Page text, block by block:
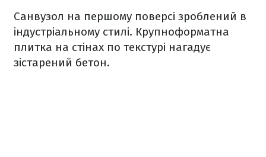
Санвузол на першому поверсі зроблений в
індустріальному стилі. Крупноформатна
плитка на стінах по текстурі нагадує
зістарений бетон.